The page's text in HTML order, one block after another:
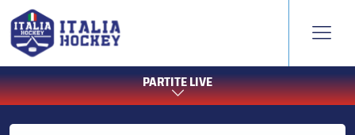
PARTITE LIVE